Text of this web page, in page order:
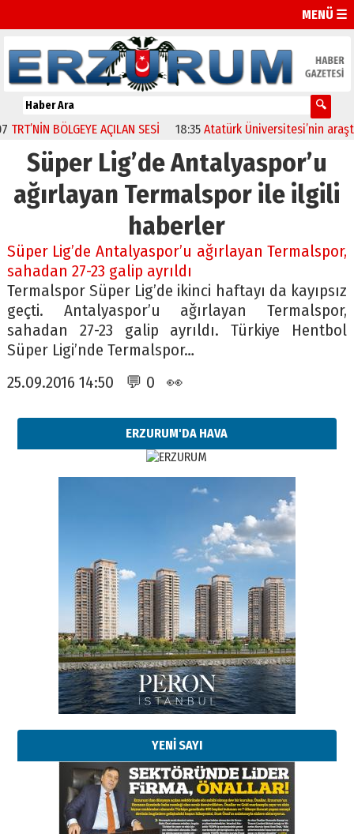
MENÜ ☰
BÖLGEYE AÇILAN SESİ 18:35 Atatürk Üniversitesi’nin
Süper Lig’de Antalyaspor’u
ağırlayan Termalspor ile ilgili
haberler
Süper Lig’de Antalyaspor’u ağırlayan Termalspor,
sahadan 27-23 galip ayrıldı
Termalspor Süper Lig’de ikinci haftayı da kayıpsız
geçti. Antalyaspor’u ağırlayan Termalspor,
sahadan 27-23 galip ayrıldı. Türkiye Hentbol
Süper Ligi’nde Termalspor…
25.09.2016 14:50 💬 0 👀
ERZURUM'DA HAVA
YENİ SAYI
Esat BİNDESEN
TRT’NİN BÖLGEYE AÇILAN SESİ
09 Ağustos 2026 Pazar
Kadir SABUNCUOĞLU
Erzurumspor’un köşe taşları
29 Haziran 2026 Pazartesi
Kenan GÜLERCİ
Murat Şahsuvaroğlu ERKON’da
çıtayı yukarı taşırken,
yönetimdekiler aşağı
çekmemeli!
17 Şubat 2026 SalıOrhan BOZKURT